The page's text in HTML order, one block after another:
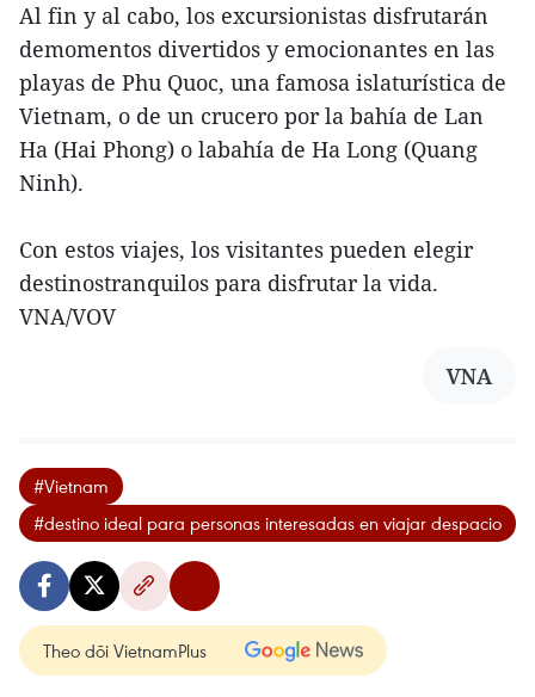
Al fin y al cabo, los excursionistas disfrutarán
demomentos divertidos y emocionantes en las
playas de Phu Quoc, una famosa islaturística de
Vietnam, o de un crucero por la bahía de Lan
Ha (Hai Phong) o labahía de Ha Long (Quang
Ninh).
Con estos viajes, los visitantes pueden elegir
destinostranquilos para disfrutar la vida.
VNA/VOV
VNA
#Vietnam
#destino ideal para personas interesadas en viajar despacio
Theo dõi VietnamPlus